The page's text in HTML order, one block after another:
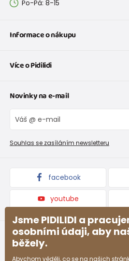
Po-Pá: 8-15
Informace o nákupu
Doprava a platba
Tabulka velikostí obuvi
Vrácení zboží a reklamace
Reklamační řád
Nevyzvednutá objednávka na
Více o Pidilidi
O nás
Blog
Velkoobchod PiDiLiDi
Affiliate program
Kolekce zboží
Novinky na e-mail
Souhlas se zasíláním newsletteru
facebook
youtube
Jsme PIDILIDI a
osobními údaji, aby
běžely.
Abychom věděli, co se na našich